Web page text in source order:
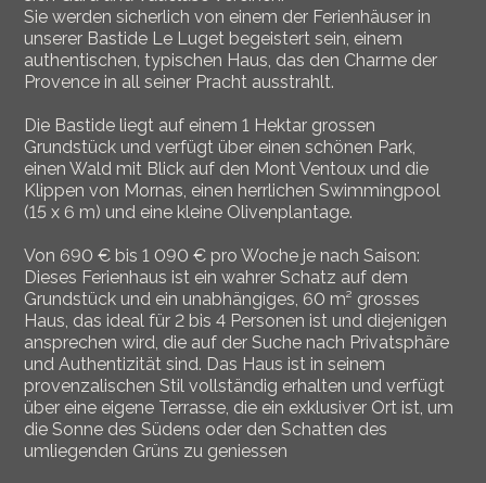
Sie werden sicherlich von einem der Ferienhäuser in
unserer Bastide Le Luget begeistert sein, einem
authentischen, typischen Haus, das den Charme der
Provence in all seiner Pracht ausstrahlt.
Die Bastide liegt auf einem 1 Hektar grossen
Grundstück und verfügt über einen schönen Park,
einen Wald mit Blick auf den Mont Ventoux und die
Klippen von Mornas, einen herrlichen Swimmingpool
(15 x 6 m) und eine kleine Olivenplantage.
Von 690 € bis 1 090 € pro Woche je nach Saison:
Dieses Ferienhaus ist ein wahrer Schatz auf dem
Grundstück und ein unabhängiges, 60 m² grosses
Haus, das ideal für 2 bis 4 Personen ist und diejenigen
ansprechen wird, die auf der Suche nach Privatsphäre
und Authentizität sind. Das Haus ist in seinem
provenzalischen Stil vollständig erhalten und verfügt
über eine eigene Terrasse, die ein exklusiver Ort ist, um
die Sonne des Südens oder den Schatten des
umliegenden Grüns zu geniessen